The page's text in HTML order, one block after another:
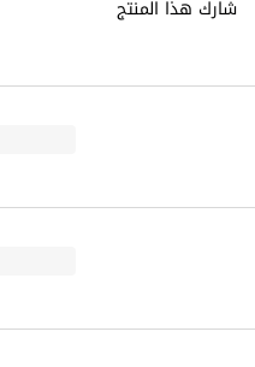
شارك هذا المنتج